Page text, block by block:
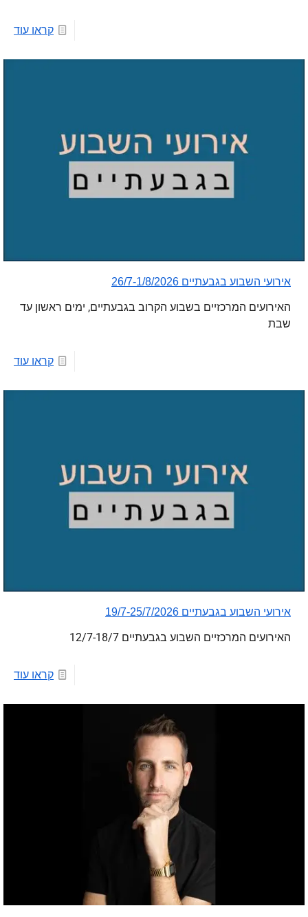
קראו עוד
אירועי השבוע בגבעתיים 26/7-1/8/2026
האירועים המרכזיים בשבוע הקרוב בגבעתיים, ימים ראשון עד
שבת
קראו עוד
אירועי השבוע בגבעתיים 19/7-25/7/2026
האירועים המרכזיים השבוע בגבעתיים 12/7-18/7
קראו עוד